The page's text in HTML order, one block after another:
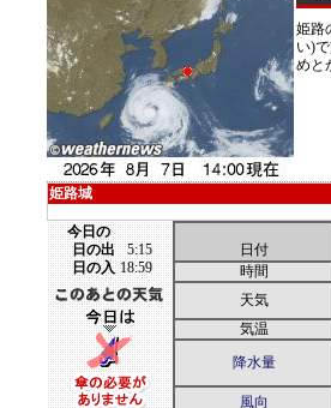
姫路
い)
めと
姫路城
今日の
日の出
5:15
日の入 18:59
日付
時間
天気
気温
降水量
風向